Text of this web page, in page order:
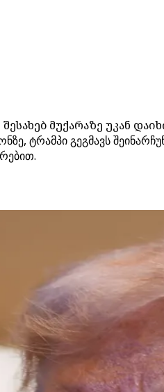
მუქარაზე უკან
ტრამპი გეგმავს